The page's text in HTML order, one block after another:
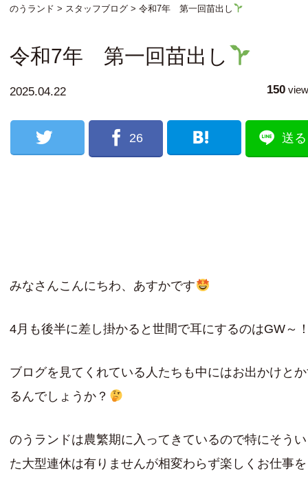
のうランド > スタッフブログ >令和7年 第一回苗出し
令和7年 第一回苗出し
2025.04.22 150view
26 送る
みなさんこんにちわ、あすかです
4月も後半に差し掛かると世間で耳にするのはGW～
ブログを見てくれている人たちも中にはお出かけと
るんでしょうか？
のうランドは農繁期に入ってきているので特にそう
た大型連休は有りませんが相変わらず楽しくお仕事